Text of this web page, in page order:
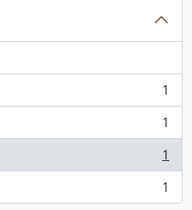
1
1
1
1